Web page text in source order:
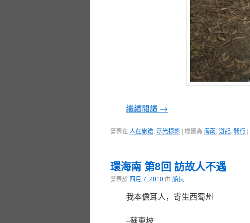
繼續閱讀 →
發表在 人在旅途, 浮光掠影 | 標籤為 海南, 遊記, 騎行 |
環海南 第8回 訪故人不遇
發表於 四月 7, 2010 由 船長
我本儋耳人，寄生西蜀州
–蘇東坡